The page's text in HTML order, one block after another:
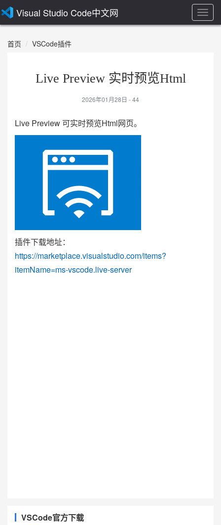
Visual Studio Code中文网
首页 VSCode插件
Live Preview 实时预览Html
2026年01月28日 -44
Live Preview 可实时预览Html网页。
插件下载地址：
https://marketplace.visualstudio.com/items?
itemName=ms-vscode.live-server
VSCode官方下载